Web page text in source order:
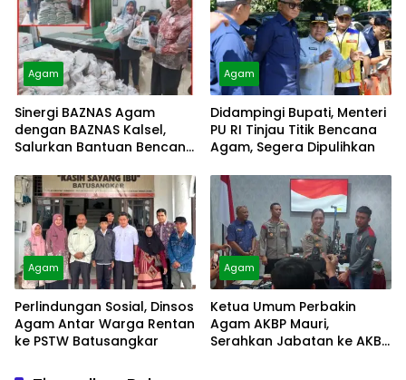
Agam
Sinergi BAZNAS Agam
dengan BAZNAS Kalsel,
Salurkan Bantuan Bencana
Agam
Didampingi Bupati, Menteri
PU RI Tinjau Titik Bencana
Agam, Segera Dipulihkan
Agam
Perlindungan Sosial, Dinsos
Agam Antar Warga Rentan
ke PSTW Batusangkar
Agam
Ketua Umum Perbakin
Agam AKBP Mauri,
Serahkan Jabatan ke AKBP